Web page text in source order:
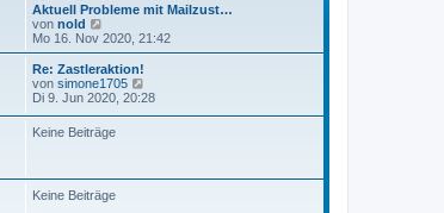
Aktuell Probleme mit Mailzust…
von nold
e
u
e
s
t
r
B
t
r
Mo 16. Nov 2020, 21:42
Re: Zastleraktion!
von simone1705
e
r
Di 9. Jun 2020, 20:28
Keine Beiträge
Keine Beiträge